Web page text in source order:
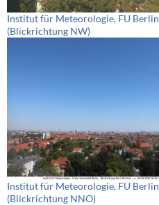
Institut für Meteorologie, FU Berlin
(Blickrichtung NW)
Institut für Meteorologie, FU Berlin
(Blickrichtung NNO)